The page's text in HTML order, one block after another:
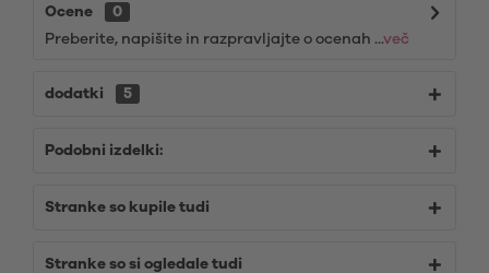
Ocene
0
Preberite, napišite in razpravljajte o ocenah ...več
dodatki 5
Podobni izdelki:
Stranke so kupile tudi
Stranke so si ogledale tudi